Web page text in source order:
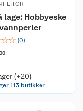
LITOR
lage: Hobbyeske
☆☆ (0)
00
(+20)
i 13 butikker